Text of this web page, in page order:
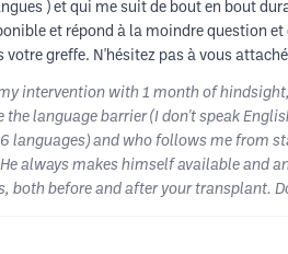
) et qui me suit de bout en bout
et répond à la moindre question
votre greffe. N'hésitez pas à vous
intervention with 1 month of
the language barrier (I don't speak
languages) and who follows me from
always makes himself available and
both before and after your transplant.